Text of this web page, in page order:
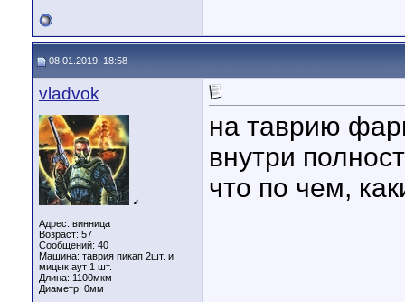
08.01.2019, 18:58
vladvok
♂
Адрес: винница
Возраст: 57
Сообщений: 40
Машина: таврия пикап 2шт. и
мицык аут 1 шт.
Длина: 1100мкм
Диаметр: 0мм
на таврию
внутри
что по чем,